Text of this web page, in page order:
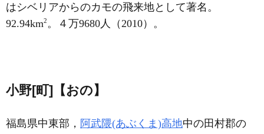
はシベリアからのカモの飛来地として著名。
92.94km2 。４万9680人（2010）。
小野[町]【おの】
福島県中東部， 阿武隈(あぶくま)高地中の田村郡の